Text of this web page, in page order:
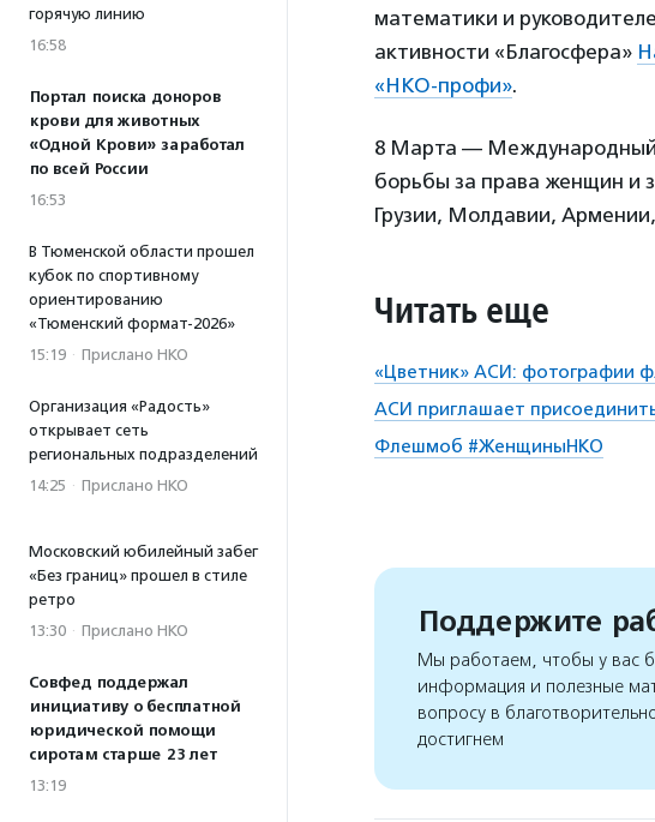
горячую линию
16:58
Портал поиска доноров
крови для животных
«Одной Крови» заработал
по всей России
16:53
В Тюменской области прошел
кубок по спортивному
ориентированию
«Тюменский формат-2026»
15:19 · Прислано НКО
Организация «Радость»
открывает сеть
региональных подразделений
14:25 · Прислано НКО
Московский юбилейный забег
«Без границ» прошел в стиле
ретро
13:30 · Прислано НКО
Совфед поддержал
инициативу о бесплатной
юридической помощи
сиротам старше 23 лет
13:19
математики и
активности «Благосфера»
«НКО-профи».
8 Марта — Международный
борьбы за права женщин и
Грузии, Молдавии,
Читать еще
«Цветник» АСИ: фотографии
АСИ приглашает
Флешмоб #ЖенщиныНКО
Поддержите
Мы работаем, чтобы у вас
информация и полезные
вопросу в
достигнем